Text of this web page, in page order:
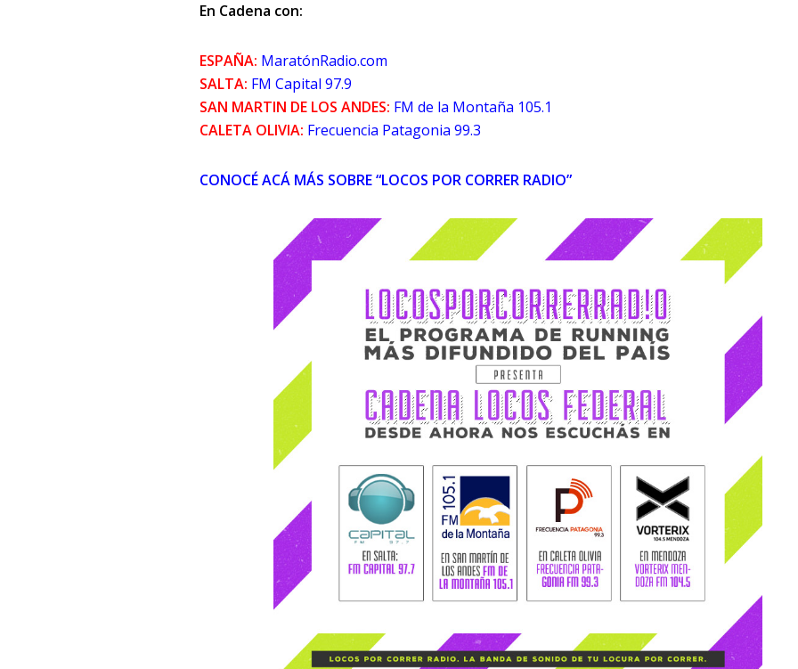
En Cadena con:
ESPAÑA: MaratónRadio.com
SALTA: FM Capital 97.9
SAN MARTIN DE LOS ANDES: FM de la Montaña 105.1
CALETA OLIVIA: Frecuencia Patagonia 99.3
CONOCÉ ACÁ MÁS SOBRE “LOCOS POR CORRER RADIO”